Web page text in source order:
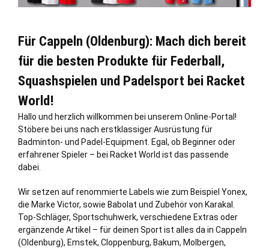
Für Cappeln (Oldenburg): Mach dich bereit
für die besten Produkte für Federball,
Squashspielen und Padelsport bei Racket
World!
Hallo und herzlich willkommen bei unserem Online-Portal!
Stöbere bei uns nach erstklassiger Ausrüstung für
Badminton- und Padel-Equipment. Egal, ob Beginner oder
erfahrener Spieler – bei Racket World ist das passende
dabei.
Wir setzen auf renommierte Labels wie zum Beispiel Yonex,
die Marke Victor, sowie Babolat und Zubehör von Karakal.
Top-Schläger, Sportschuhwerk, verschiedene Extras oder
ergänzende Artikel – für deinen Sport ist alles da in Cappeln
(Oldenburg), Emstek, Cloppenburg, Bakum, Molbergen,